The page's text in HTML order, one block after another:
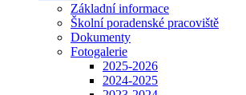
Základní informace
Školní poradenské pracoviště
Dokumenty
Fotogalerie
2025-2026
2024-2025